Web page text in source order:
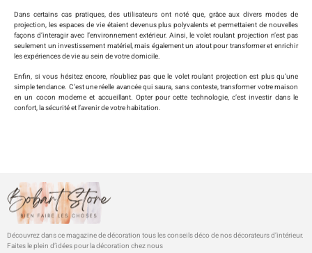
Dans certains cas pratiques, des utilisateurs ont noté que, grâce aux divers modes de
projection, les espaces de vie étaient devenus plus polyvalents et permettaient de nouvelles
façons d’interagir avec l’environnement extérieur. Ainsi, le volet roulant projection n’est pas
seulement un investissement matériel, mais également un atout pour transformer et enrichir
les expériences de vie au sein de votre domicile.
Enfin, si vous hésitez encore, n’oubliez pas que le volet roulant projection est plus qu’une
simple tendance. C’est une réelle avancée qui saura, sans conteste, transformer votre maison
en un cocon moderne et accueillant. Opter pour cette technologie, c’est investir dans le
confort, la sécurité et l’avenir de votre habitation.
Découvrez dans ce magazine de décoration tous les conseils déco de nos décorateurs d’intérieur.
Faites le plein d’idées pour la décoration chez nous